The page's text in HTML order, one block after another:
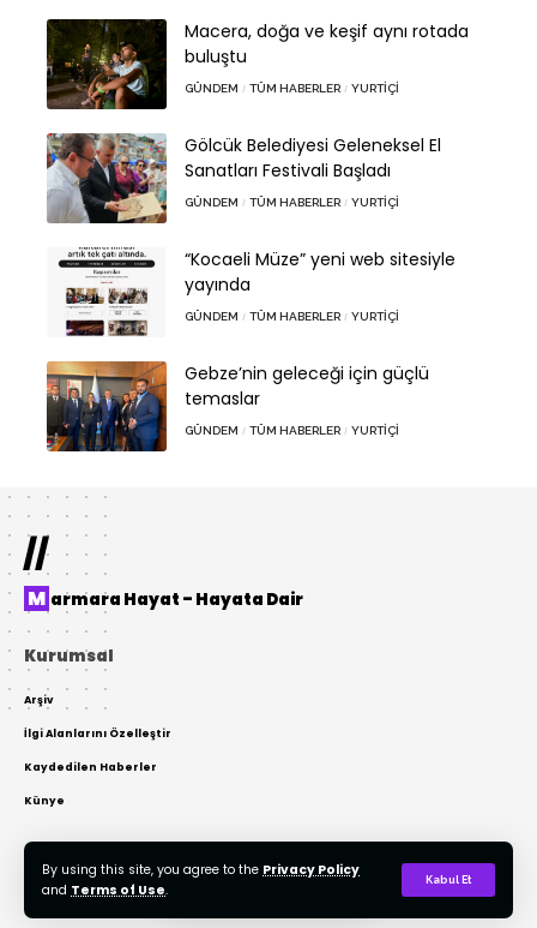
By using this site, you agree to the Privacy Policy
and Terms of Use.
Kabul Et
Macera, doğa ve keşif aynı rotada
buluştu
GÜNDEM TÜM HABERLER YURTIÇI
Gölcük Belediyesi Geleneksel El
Sanatları Festivali Başladı
GÜNDEM TÜM HABERLER YURTIÇI
“Kocaeli Müze” yeni web sitesiyle
yayında
GÜNDEM TÜM HABERLER YURTIÇI
Gebze’nin geleceği için güçlü
temaslar
GÜNDEM TÜM HABERLER YURTIÇI
//
Marmara Hayat – Hayata Dair
Kurumsal
Arşiv
İlgi Alanlarını Özelleştir
Kaydedilen Haberler
Künye
© 2022 Tasarım: AKTOR Bilişim. Tüm Hakları Gizlidir. Kaynak Gösterilmeden